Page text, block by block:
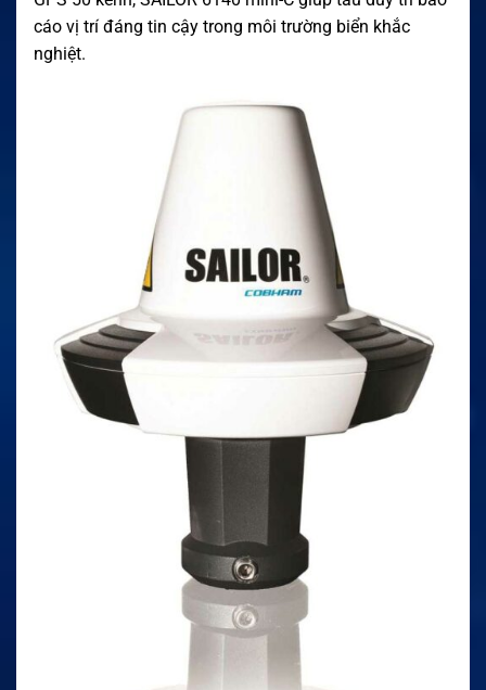
cáo vị trí đáng tin cậy trong môi trường biển khắc
nghiệt.